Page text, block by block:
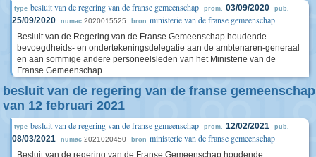
type besluit van de regering van de franse gemeenschap prom. 03/09/2020 pub.
25/09/2020 numac 2020015525 bron ministerie van de franse gemeenschap
Besluit van de Regering van de Franse Gemeenschap houdende
bevoegdheids- en ondertekeningsdelegatie aan de ambtenaren-generaal
en aan sommige andere personeelsleden van het Ministerie van de
Franse Gemeenschap
besluit van de regering van de franse gemeenschap
van 12 februari 2021
type besluit van de regering van de franse gemeenschap prom. 12/02/2021 pub.
08/03/2021 numac 2021020450 bron ministerie van de franse gemeenschap
Besluit van de regering van de Franse Gemeenschap houdende